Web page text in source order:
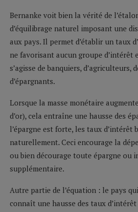
Bernanke voit bien la vérité de
d’équilibrage naturel imposant une
aux pays. Il permet d’établir un taux
ne favorisant aucun groupe d’intérêt
s’agisse de banquiers, d’agriculteurs,
d’épargnants.
Lorsque la masse monétaire
d’or), cela entraîne une hausse des
l’épargne est forte, les taux d’intérêt
naturellement. Ceci encourage la
ou bien décourage toute épargne ou
supplémentaire.
Autre partie de l’équation : le pays
connaît une hausse des taux